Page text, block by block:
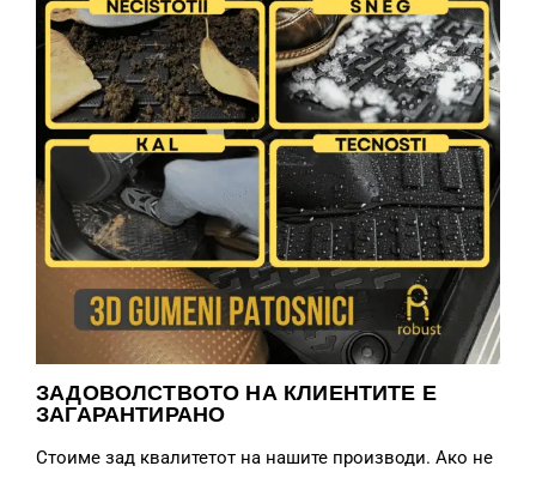
ЗАДОВОЛСТВОТО НА КЛИЕНТИТЕ Е
ЗАГАРАНТИРАНО
Стоиме зад квалитетот на нашите производи. Ако не